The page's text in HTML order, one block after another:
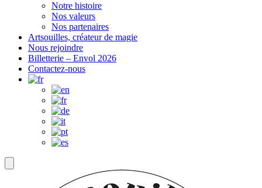
Notre histoire
Nos valeurs
Nos partenaires
Artsouilles, créateur de magie
Nous rejoindre
Billetterie – Envol 2026
Contactez-nous